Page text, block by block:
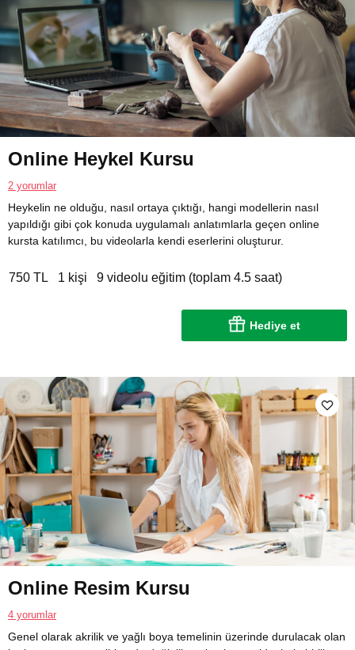
Online Heykel Kursu
2 yorumlar
Heykelin ne olduğu, nasıl ortaya çıktığı, hangi modellerin nasıl
yapıldığı gibi çok konuda uygulamalı anlatımlarla geçen online
kursta katılımcı, bu videolarla kendi eserlerini oluşturur.
750 TL 1 kişi 9 videolu eğitim (toplam 4.5 saat)
Hediye et
Online Resim Kursu
4 yorumlar
Genel olarak akrilik ve yağlı boya temelinin üzerinde durulacak olan